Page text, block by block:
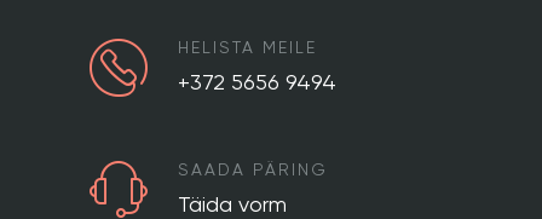
HELISTA MEILE
+372 5656 9494
SAADA PÄRING
Täida vorm